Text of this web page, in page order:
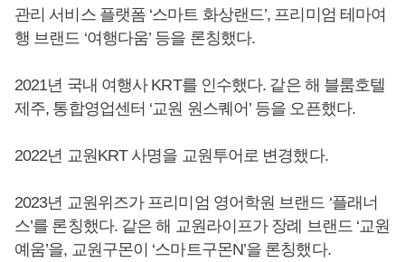
관리 서비스 플랫폼 ‘스마트 화상랜드’, 프리미엄 테마여
행 브랜드 ‘여행다움’ 등을 론칭했다.
2021년 국내 여행사 KRT를 인수했다. 같은 해 블룸호텔
제주, 통합영업센터 ‘교원 원스퀘어’ 등을 오픈했다.
2022년 교원KRT 사명을 교원투어로 변경했다.
2023년 교원위즈가 프리미엄 영어학원 브랜드 ‘플래너
스’를 론칭했다. 같은 해 교원라이프가 장례 브랜드 ‘교원
예움’을, 교원구몬이 ‘스마트구몬N’을 론칭했다.